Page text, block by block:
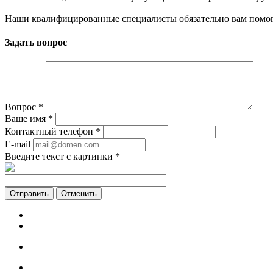
Наши квалифицированные специалисты обязательно вам
Задать вопрос
Вопрос *
Ваше имя *
Контактный телефон *
E-mail
Введите текст с картинки *
Отменить